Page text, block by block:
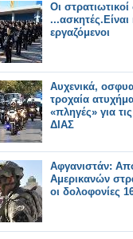
Οι στρατιωτικοί
...ασκητές.Είναι
εργαζόμενοι
Αυχενικά,
τροχαία
«πληγές» για
ΔΙΑΣ
Αφγανιστάν:
Αμερικανών
οι δολοφονίες